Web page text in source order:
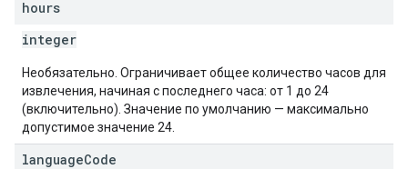
hours
integer
Необязательно. Ограничивает общее количество часов для
извлечения, начиная с последнего часа: от 1 до 24
(включительно). Значение по умолчанию — максимально
допустимое значение 24.
languageCode